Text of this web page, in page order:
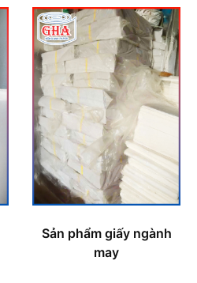
Sản phẩm giấy ngành
may